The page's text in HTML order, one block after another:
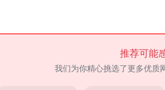
推荐可能
我们为你精心挑选了更多优质